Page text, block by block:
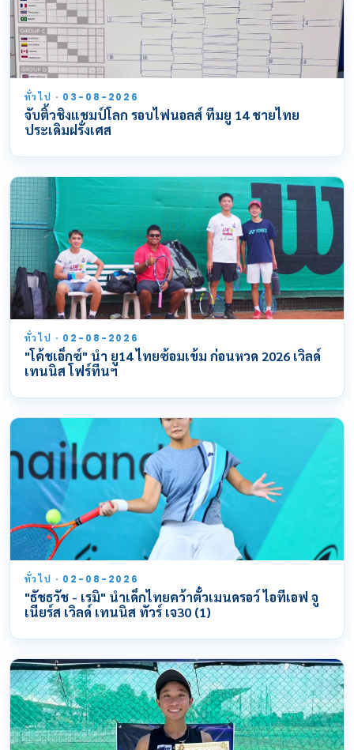
ทั่วไป · 03-08-2026
จับติ้วชิงแชมป์โลก รอบไฟนอลส์ ทีมยู 14 ชายไทย
ประเดิมฝรั่งเศส
ทั่วไป · 02-08-2026
"โค้ชเอ็กซ์" นำ ยู14 ไทยซ้อมเข้ม ก่อนหวด 2026 เวิลด์
เทนนิส โฟร์ทีนฯ
ทั่วไป · 02-08-2026
"ธัชธวัช - เรมิ" นำเด็กไทยคว้าตั๋วเมนดรอว์ ไอทีเอฟ จู
เนียร์ส เวิลด์ เทนนิส ทัวร์ เจ30 (1)